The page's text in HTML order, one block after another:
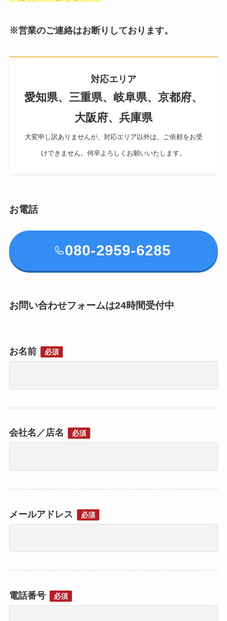
※営業のご連絡はお断りしております。
対応エリア
愛知県、三重県、岐阜県、京都府、
大阪府、兵庫県
大変申し訳ありませんが、対応エリア以外は、ご依頼をお受
けできません。何卒よろしくお願いいたします。
お電話
080-2959-6285
お問い合わせフォームは24時間受付中
お名前 必須
会社名／店名 必須
メールアドレス 必須
電話番号 必須